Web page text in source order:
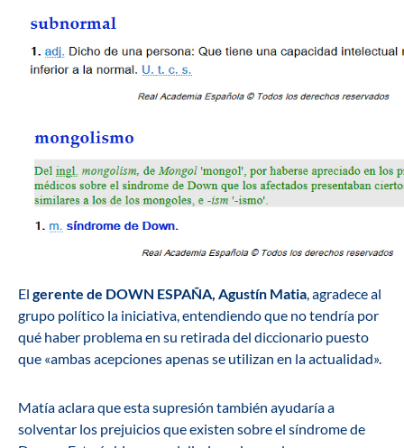
El gerente de DOWN ESPAÑA, Agustín Matia, agradece al
grupo político la iniciativa, entendiendo que no tendría por
qué haber problema en su retirada del diccionario puesto
que «ambas acepciones apenas se utilizan en la actualidad».
Matía aclara que esta supresión también ayudaría a
solventar los prejuicios que existen sobre el síndrome de